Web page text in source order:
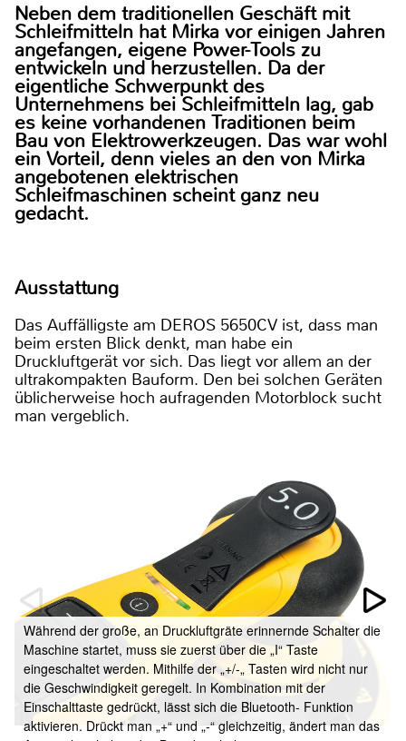
Neben dem traditionellen Geschäft mit
Schleifmitteln hat Mirka vor einigen Jahren
angefangen, eigene Power-Tools zu
entwickeln und herzustellen. Da der
eigentliche Schwerpunkt des
Unternehmens bei Schleifmitteln lag, gab
es keine vorhandenen Traditionen beim
Bau von Elektrowerkzeugen. Das war wohl
ein Vorteil, denn vieles an den von Mirka
angebotenen elektrischen
Schleifmaschinen scheint ganz neu
gedacht.
Ausstattung
Das Auffälligste am DEROS 5650CV ist, dass man
beim ersten Blick denkt, man habe ein
Druckluftgerät vor sich. Das liegt vor allem an der
ultrakompakten Bauform. Den bei solchen Geräten
üblicherweise hoch aufragenden Motorblock sucht
man vergeblich.
Während der große, an Druckluftgräte erinnernde Schalter die
Maschine startet, muss sie zuerst über die „I“ Taste
eingeschaltet werden. Mithilfe der „+/-„ Tasten wird nicht nur
die Geschwindigkeit geregelt. In Kombination mit der
Einschalttaste gedrückt, lässt sich die Bluetooth- Funktion
aktivieren. Drückt man „+“ und „-“ gleichzeitig, ändert man das